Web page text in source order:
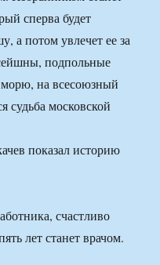
сперва будет
а потом увлечет ее за
подпольные
на всесоюзный
судьба московской
счастливо
лет станет врачом.